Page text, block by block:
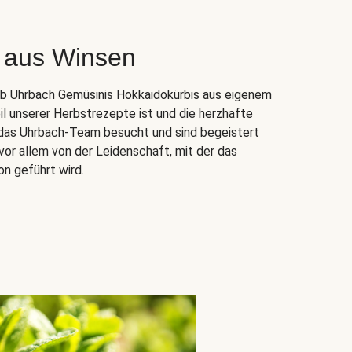
Winsen
Gemüsinis Hokkaidokürbis aus eigenem
unserer Herbstrezepte ist und die herzhafte
Uhrbach-Team besucht und sind begeistert
allem von der Leidenschaft, mit der das
geführt wird.